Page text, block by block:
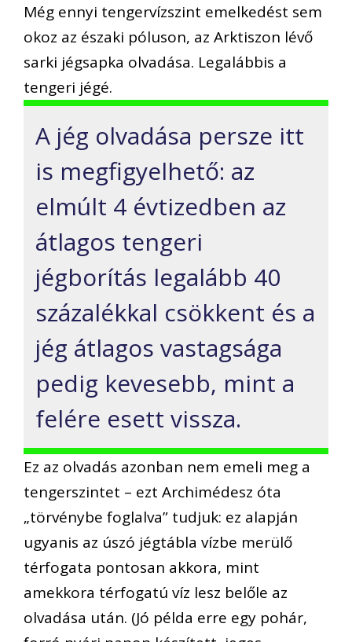
Még ennyi tengervízszint emelkedést sem
okoz az északi póluson, az Arktiszon lévő
sarki jégsapka olvadása. Legalábbis a
tengeri jégé.
A jég olvadása persze itt
is megfigyelhető: az
elmúlt 4 évtizedben az
átlagos tengeri
jégborítás legalább 40
százalékkal csökkent és a
jég átlagos vastagsága
pedig kevesebb, mint a
felére esett vissza.
Ez az olvadás azonban nem emeli meg a
tengerszintet – ezt Archimédesz óta
„törvénybe foglalva” tudjuk: ez alapján
ugyanis az úszó jégtábla vízbe merülő
térfogata pontosan akkora, mint
amekkora térfogatú víz lesz belőle az
olvadása után. (Jó példa erre egy pohár,